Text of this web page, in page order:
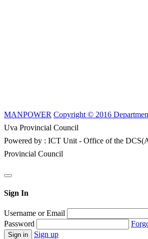
MANPOWER Copyright © 2016
Uva Provincial Council
Powered by : ICT Unit - Office of the
Provincial Council
Sign In
Username or Email
Password
Sign up